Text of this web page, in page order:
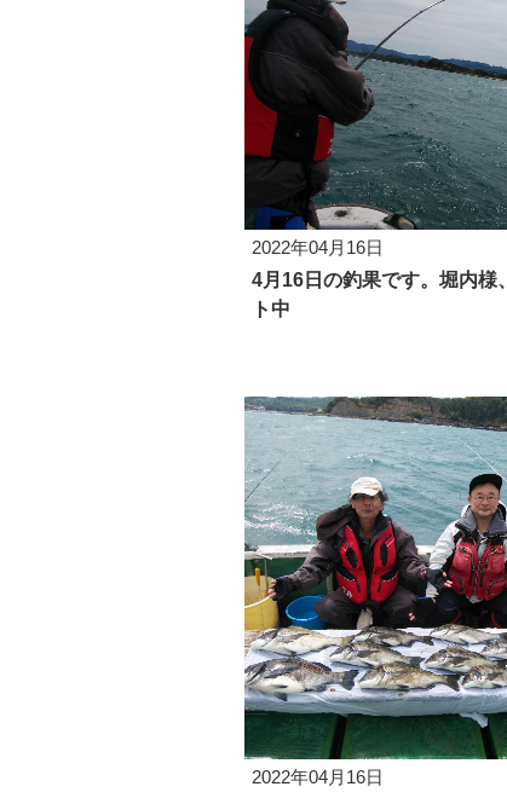
2022年04月16日
4月16日の釣果です。堀内様
ト中
2022年04月16日